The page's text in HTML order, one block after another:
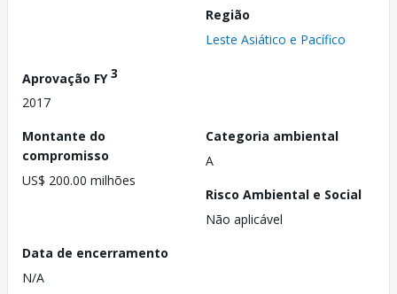
Região
Leste Asiático e Pacífico
Aprovação FY3
2017
Montante do
compromisso
US$ 200.00 milhões
Categoria ambiental
A
Risco Ambiental e Social
Não aplicável
Data de encerramento
N/A